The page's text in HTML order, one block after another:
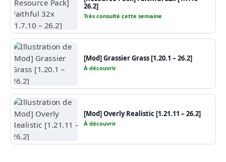
26.2]
Très consulté cette semaine
[Mod] Grassier Grass [1.20.1 – 26.2]
À découvrir
[Mod] Overly Realistic [1.21.11 – 26.2]
À découvrir